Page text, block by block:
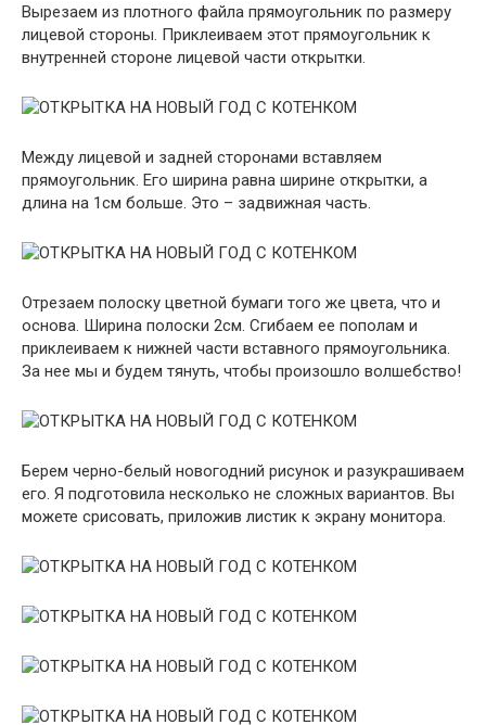
Вырезаем из плотного файла прямоугольник по размеру
лицевой стороны. Приклеиваем этот прямоугольник к
внутренней стороне лицевой части открытки.
Между лицевой и задней сторонами вставляем
прямоугольник. Его ширина равна ширине открытки, а
длина на 1см больше. Это – задвижная часть.
Отрезаем полоску цветной бумаги того же цвета, что и
основа. Ширина полоски 2см. Сгибаем ее пополам и
приклеиваем к нижней части вставного прямоугольника.
За нее мы и будем тянуть, чтобы произошло волшебство!
Берем черно-белый новогодний рисунок и разукрашиваем
его. Я подготовила несколько не сложных вариантов. Вы
можете срисовать, приложив листик к экрану монитора.